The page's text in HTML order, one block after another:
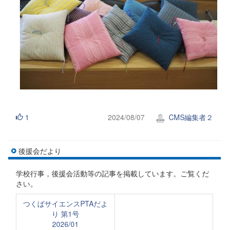
1 2024/08/07 CMS編集者２
後援会だより
学校行事，後援会活動等の記事を掲載しています。ご覧くだ
さい。
つくばサイエンスPTAだよ
り 第1号
2026/01